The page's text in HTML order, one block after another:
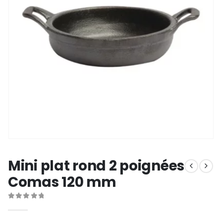
Mini plat rond 2 poignées
Comas 120 mm